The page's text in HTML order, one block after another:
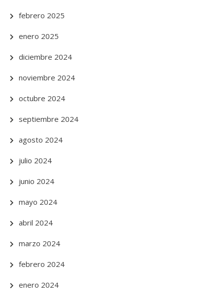
febrero 2025
enero 2025
diciembre 2024
noviembre 2024
octubre 2024
septiembre 2024
agosto 2024
julio 2024
junio 2024
mayo 2024
abril 2024
marzo 2024
febrero 2024
enero 2024